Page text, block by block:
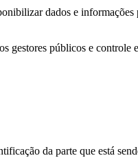
dados e
públicos e controle
da parte que está